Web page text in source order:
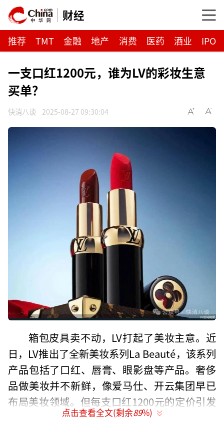
财经
推荐 TMT 金融 地产 消费 医药 酒业 IPO
一支口红1200元，谁为LV的彩妆生意
买单？
快消八谈 2025-08-27 09:30:04
箱包皮具卖不动，LV打起了美妆主意。近
日，LV推出了全新美妆系列La Beauté，该系列
产品包括了口红、唇膏、眼影盘等产品。奢侈
品做美妆并不新鲜，像爱马仕、开云集团早已
布局美妆领域。但每支口红1200元的定价引发
不小争议。在业内人士看来，LV发布美妆产品
点击查看全文(剩余89%)